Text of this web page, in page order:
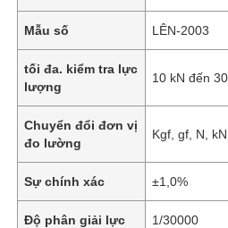
Mẫu số LÊN-2003
tối đa. kiểm tra lực
lượng
10 kN đến
Chuyển đổi đơn vị
đo lường
Kgf, gf, N,
Sự chính xác ±1,0%
Độ phân giải lực 1/30000